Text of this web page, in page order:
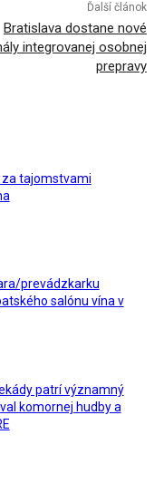
Ďalší článok
Bratislava dostane nové
integrovanej osobnej
prepravy
za tajomstvami
prevádzkarku
salónu vína v
patrí významný
komornej hudby a